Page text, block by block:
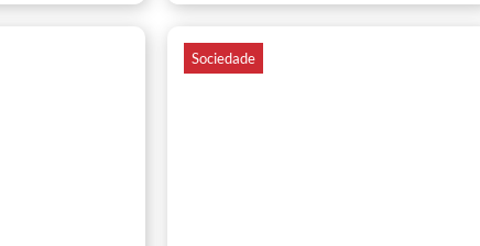
Sociedade